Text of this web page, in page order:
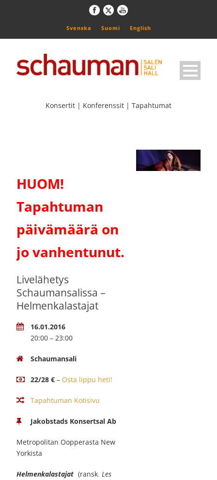
Svenska Suomi English
Konsertit | Konferenssit | Tapahtumat
HUOM!
Tapahtuman
päivämäärä on
jo vanhentunut.
Livelähetys
Schaumansalissa –
Helmenkalastajat
16.01.2016
20:00 – 23:00
Schaumansali
22/28 € – Osta lippu heti!
Tapahtuman Kotisivu
Jakobstads Konsertsal Ab
Metropolitan Oopperasta New
Yorkista
Helmenkalastajat (ransk. Les